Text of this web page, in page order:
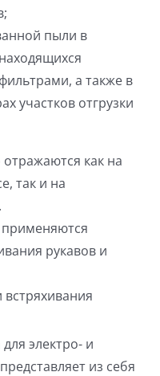
пыли в
а также в
участков отгрузки
как на
так и на
рукавов и
электро- и
из себя